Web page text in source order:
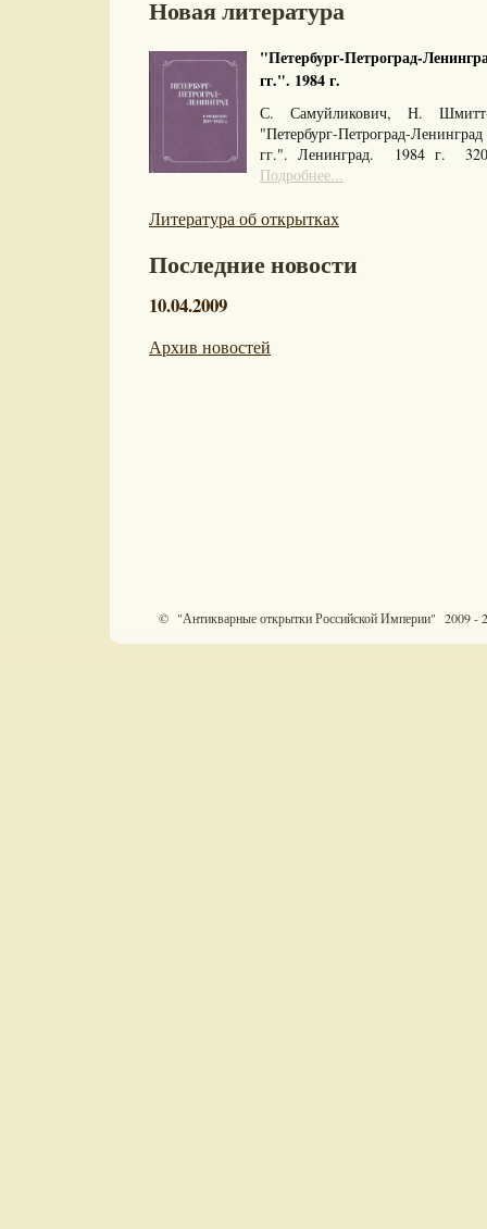
Новая литература
"Петербург-Петроград-
гг.". 1984 г.
С. Самуйликович, Н.
"Петербург-Петроград-
гг.". Ленинград. 1984 г.
Подробнее...
Литература об открытках
Последние новости
10.04.2009
Архив новостей
© "Антикварные открытки Российской Империи" 2009 -